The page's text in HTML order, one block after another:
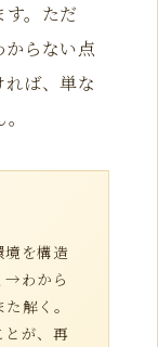
。ただ
からない点
ば、単な
境を構造
→わから
解く。
とが、再